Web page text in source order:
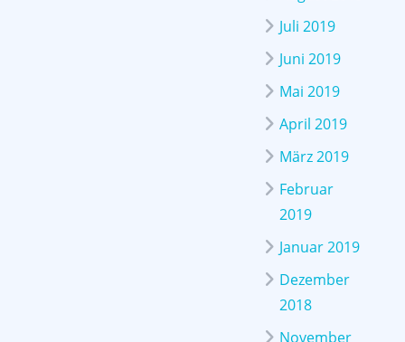
Juli 2019
Juni 2019
Mai 2019
April 2019
März 2019
Februar
2019
Januar 2019
Dezember
2018
November